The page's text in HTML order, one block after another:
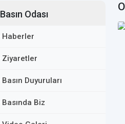
Basın Odası
Haberler
Ziyaretler
Basın Duyuruları
Basında Biz